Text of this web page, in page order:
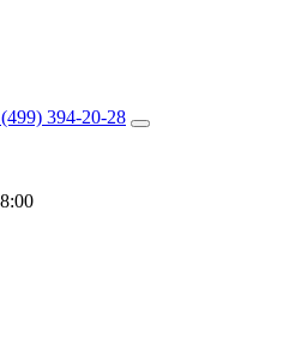
394-20-28